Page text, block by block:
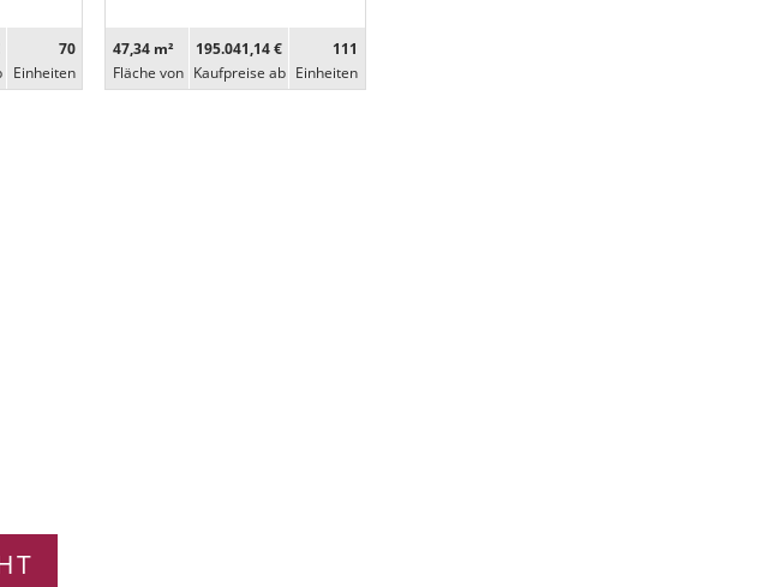
70
Ein­heiten
47,34 m²
Fläche von
195.041,14 €
Kaufpreise ab
111
Ein­heiten